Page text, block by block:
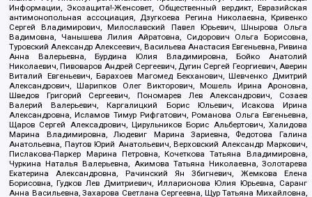
Информации, Экозащита!-Женсовет, Общественный вердикт, Евразийская
антимонопольная ассоциация, Дзугкоева Регина Николаевна, Кривенко
Сергей Владимирович, Милославский Павел Юрьевич, Шнырова Ольга
Вадимовна, Чанышева Лилия Айратовна, Сидорович Ольга Борисовна,
Туровский Александр Алексеевич, Васильева Анастасия Евгеньевна, Ривина
Анна Валерьевна, Бурдина Юлия Владимировна, Бойко Анатолий
Николаевич, Пивоваров Андрей Сергеевич, Дугин Сергей Георгиевич, Аверин
Виталий Евгеньевич, Барахоев Магомед Бекханович, Шевченко Дмитрий
Александрович, Шарипков Олег Викторович, Мошель Ирина Ароновна,
Шведов Григорий Сергеевич, Пономарев Лев Александрович, Созаев
Валерий Валерьевич, Каргалицкий Борис Юльевич, Исакова Ирина
Александровна, Исламов Тимур Рифгатович, Романова Ольга Евгеньевна,
Щаров Сергей Алексадрович, Цирульников Борис Альбертович, Халидова
Марина Владимировна, Людевиг Марина Зариевна, Федотова Галина
Анатольевна, Паутов Юрий Анатольевич, Верховский Александр Маркович,
Пислакова-Паркер Марина Петровна, Кочеткова Татьяна Владимировна,
Чуркина Наталья Валерьевна, Акимова Татьяна Николаевна, Золотарева
Екатерина Александровна, Рачинский Ян Збигневич, Жемкова Елена
Борисовна, Гудков Лев Дмитриевич, Илларионова Юлия Юрьевна, Саранг
Анна Васильевна, Захарова Светлана Сергеевна, Щур Татьяна Михайловна,